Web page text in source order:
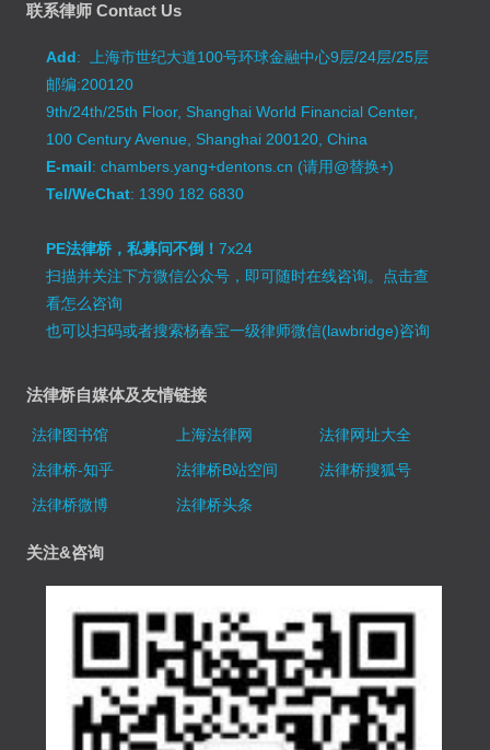
联系律师 Contact Us
Add: 上海市世纪大道100号环球金融中心9层/24层/25层
邮编:200120
9th/24th/25th Floor, Shanghai World Financial Center,
100 Century Avenue, Shanghai 200120, China
E-mail: chambers.yang+dentons.cn (请用@替换+)
Tel/WeChat: 1390 182 6830
PE法律桥，私募问不倒！7x24
扫描并关注下方微信公众号，即可随时在线咨询。 点击查
看怎么咨询
也可以扫码或者搜索杨春宝一级律师微信(lawbridge)咨询
法律桥自媒体及友情链接
法律图书馆 上海法律网
法律网址大全
法律桥-知乎
法律桥B站空间
法律桥搜狐号
法律桥微博
法律桥头条
关注&咨询